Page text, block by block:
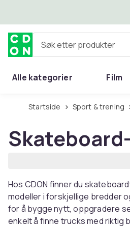
Søk etter produkter
Alle kategorier Film
Startside Sport & trening
Hos CDON finner du
modeller i forskjellige bredder
for å bygge nytt, oppgradere
enkelt å finne trucks med riktig